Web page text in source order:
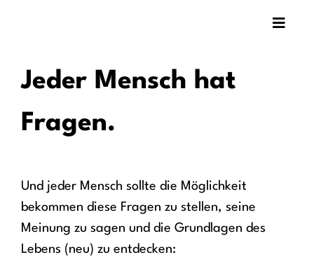
Toggle
Jeder Mensch hat
Fragen.
Und jeder Mensch sollte die Möglichkeit
bekommen diese Fragen zu stellen, seine
Meinung zu sagen und die Grundlagen des
Lebens (neu) zu entdecken: